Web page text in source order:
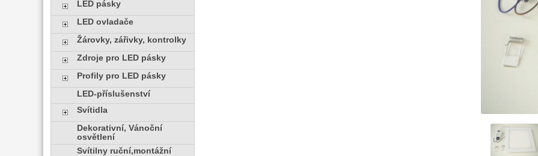
LED pásky
LED ovladače
Žárovky, zářivky, kontrolky
Zdroje pro LED pásky
Profily pro LED pásky
LED-příslušenství
Svítidla
Dekorativní, Vánoční
osvětlení
Svítilny ruční,montážní